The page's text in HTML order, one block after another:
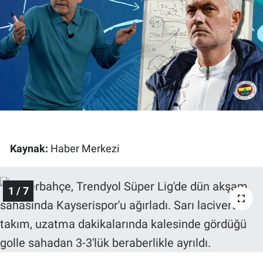
Kaynak: Haber Merkezi
1 / 7
Gün Başlıyor
Gün Bitiyor
Gün Ortası
Gündem Özel
Haber
İlan
Kimdir
Koronavirüs